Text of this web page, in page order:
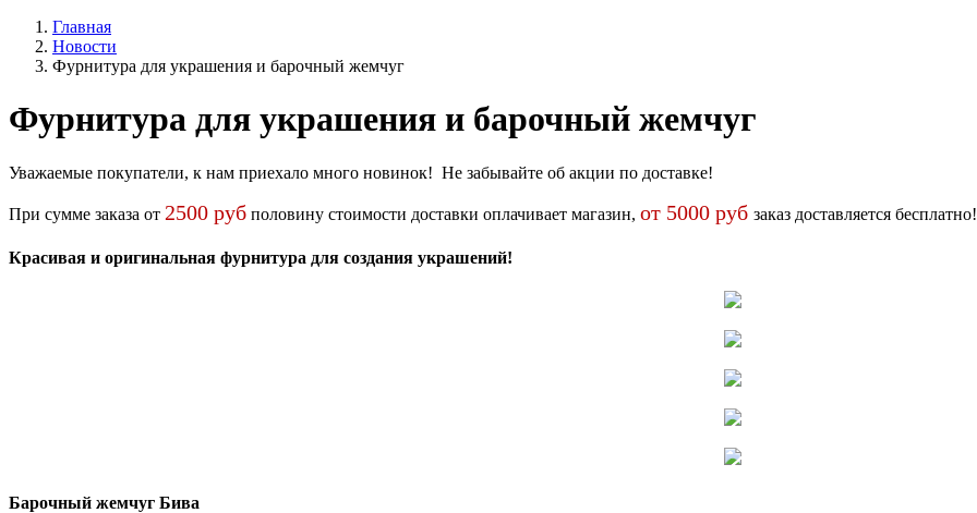
Главная
Новости
Фурнитура для украшения и барочный жемчуг
Фурнитура для украшения и барочный жемчуг
Уважаемые покупатели, к нам приехало много новинок! Не забывайте об акции по доставке!
При сумме заказа от 2500 руб половину стоимости доставки оплачивает магазин, от 5000 руб заказ доставляется бесплатно!
Красивая и оригинальная фурнитура для создания украшений!
Барочный жемчуг Бива